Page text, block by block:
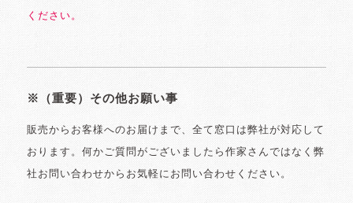
ください。
※（重要）その他お願い事
販売からお客様へのお届けまで、全て窓口は弊社が対応して
おります。何かご質問がございましたら作家さんではなく弊
社お問い合わせからお気軽にお問い合わせください。